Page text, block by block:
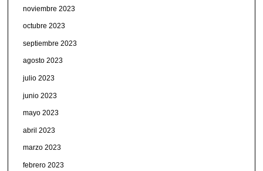
noviembre 2023
octubre 2023
septiembre 2023
agosto 2023
julio 2023
junio 2023
mayo 2023
abril 2023
marzo 2023
febrero 2023